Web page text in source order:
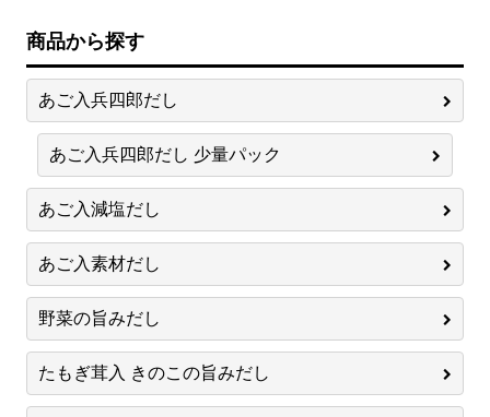
商品から探す
あご入兵四郎だし
あご入兵四郎だし 少量パック
あご入減塩だし
あご入素材だし
野菜の旨みだし
たもぎ茸入 きのこの旨みだし